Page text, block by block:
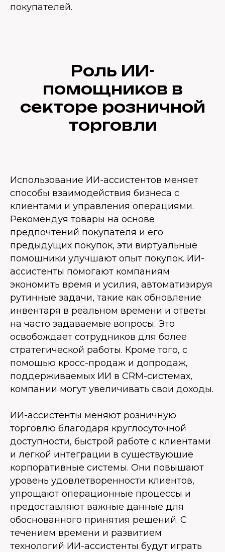
покупателей.
Роль ИИ-
помощников в
секторе розничной
торговли
Использование ИИ-ассистентов меняет
способы взаимодействия бизнеса с
клиентами и управления операциями.
Рекомендуя товары на основе
предпочтений покупателя и его
предыдущих покупок, эти виртуальные
помощники улучшают опыт покупок. ИИ-
ассистенты помогают компаниям
экономить время и усилия, автоматизируя
рутинные задачи, такие как обновление
инвентаря в реальном времени и ответы
на часто задаваемые вопросы. Это
освобождает сотрудников для более
стратегической работы. Кроме того, с
помощью кросс-продаж и допродаж,
поддерживаемых ИИ в CRM-системах,
компании могут увеличивать свои доходы.
ИИ-ассистенты меняют розничную
торговлю благодаря круглосуточной
доступности, быстрой работе с клиентами
и легкой интеграции в существующие
корпоративные системы. Они повышают
уровень удовлетворенности клиентов,
упрощают операционные процессы и
предоставляют важные данные для
обоснованного принятия решений. С
течением времени и развитием
технологий ИИ-ассистенты будут играть